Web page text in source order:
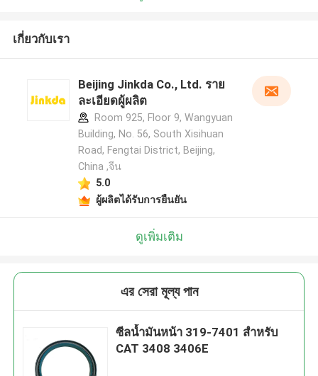
เกี่ยวกับเรา
Beijing Jinkda Co., Ltd. ราย
ละเอียดผู้ผลิต
Room 925, Floor 9, Wangyuan
Building, No. 56, South Xisihuan
Road, Fengtai District, Beijing,
China ,จีน
5.0
ผู้ผลิตได้รับการยืนยัน
ดูเพิ่มเติม
এর সেরা মূল্য পান
ซีลน้ำมันหน้า 319-7401 สำหรับ
CAT 3408 3406E